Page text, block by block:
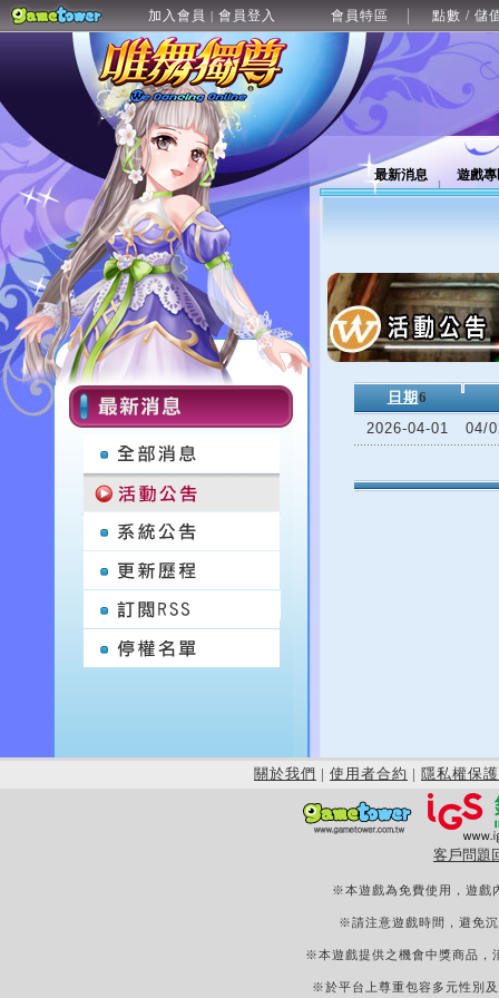
加入會員 | 會員登入 會員特區 點數 / 儲
最新消息 遊戲
日期 6
2026-04-01
04/
關於我們 | 使用者合約 | 隱私權保護
客戶問題
※本遊戲為免費使用，遊戲
※請注意遊戲時間，避免
※本遊戲提供之機會中獎商品，
※於平台上尊重包容多元性別